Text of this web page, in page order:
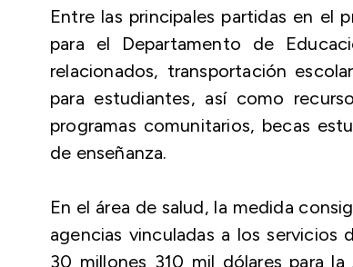
Entre las principales partidas en el
para el Departamento de
relacionados, transportación
para estudiantes, así como
programas comunitarios, becas
de enseñanza.
En el área de salud, la medida
agencias vinculadas a los servicios
30 millones 310 mil dólares para